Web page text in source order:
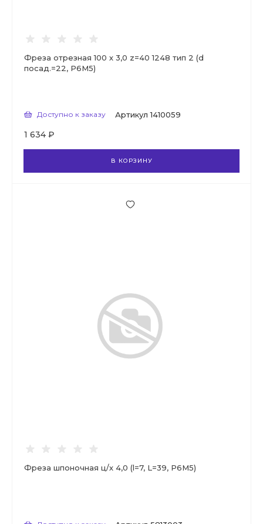
Фреза отрезная 100 х 3,0 z=40 1248 тип 2 (d
посад.=22, Р6М5)
Доступно к заказу Артикул 1410059
1 634 ₽
В КОРЗИНУ
Фреза шпоночная ц/х 4,0 (l=7, L=39, Р6М5)